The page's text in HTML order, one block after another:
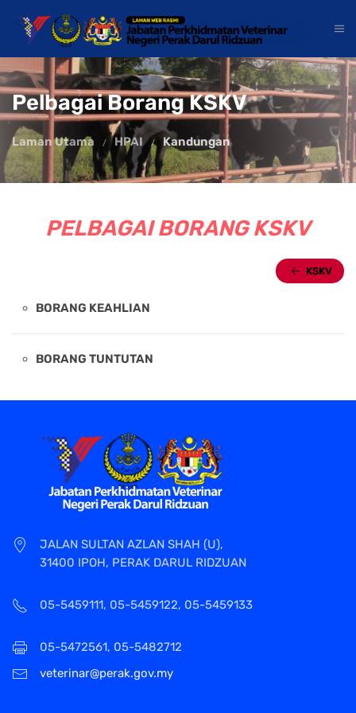
Pelbagai Borang KSKV
Laman Utama HPAI Kandungan
PELBAGAI BORANG KSKV
KSKV
BORANG KEAHLIAN
BORANG TUNTUTAN
JALAN SULTAN AZLAN SHAH (U),
31400 IPOH, PERAK DARUL RIDZUAN
05-5459111, 05-5459122, 05-5459133
05-5472561, 05-5482712
veterinar@perak.gov.my